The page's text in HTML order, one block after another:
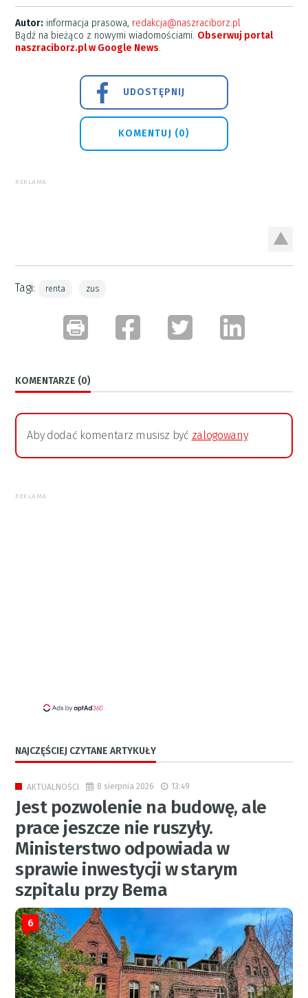
Autor: informacja prasowa, redakcja@naszraciborz.pl
Bądź na bieżąco z nowymi wiadomościami. Obserwuj portal
naszraciborz.pl w Google News.
UDOSTĘPNIJ
KOMENTUJ (0)
REKLAMA
Tagi: renta zus
KOMENTARZE (0)
Aby dodać komentarz musisz być zalogowany
REKLAMA
NAJCZĘŚCIEJ CZYTANE ARTYKUŁY
AKTUALNOŚCI 8 sierpnia 2026 13:49
Jest pozwolenie na budowę, ale
prace jeszcze nie ruszyły.
Ministerstwo odpowiada w
sprawie inwestycji w starym
szpitalu przy Bema
6